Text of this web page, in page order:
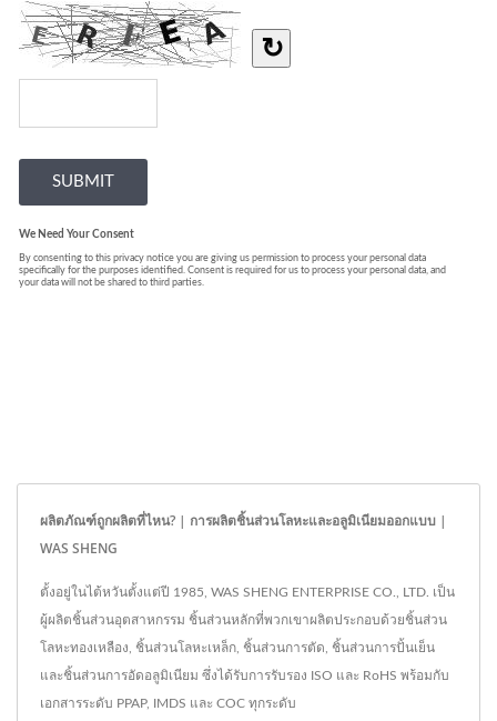
ผลิตภัณฑ์ถูกผลิตที่ไหน? | การผลิตชิ้นส่วนโลหะและอลูมิเนียมออกแบบ |
WAS SHENG
ตั้งอยู่ในไต้หวันตั้งแต่ปี 1985, WAS SHENG ENTERPRISE CO., LTD. เป็น
ผู้ผลิตชิ้นส่วนอุตสาหกรรม ชิ้นส่วนหลักที่พวกเขาผลิตประกอบด้วยชิ้นส่วน
โลหะทองเหลือง, ชิ้นส่วนโลหะเหล็ก, ชิ้นส่วนการตัด, ชิ้นส่วนการปั้นเย็น
และชิ้นส่วนการอัดอลูมิเนียม ซึ่งได้รับการรับรอง ISO และ RoHS พร้อมกับ
เอกสารระดับ PPAP, IMDS และ COC ทุกระดับ